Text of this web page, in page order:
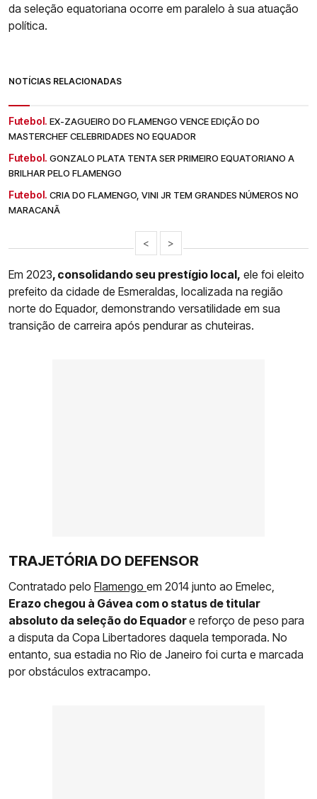
da seleção equatoriana ocorre em paralelo à sua atuação
política.
NOTÍCIAS RELACIONADAS
Futebol. EX-ZAGUEIRO DO FLAMENGO VENCE EDIÇÃO DO
MASTERCHEF CELEBRIDADES NO EQUADOR
Futebol. GONZALO PLATA TENTA SER PRIMEIRO EQUATORIANO A
BRILHAR PELO FLAMENGO
Futebol. CRIA DO FLAMENGO, VINI JR TEM GRANDES NÚMEROS NO
MARACANÃ
< >
Em 2023, consolidando seu prestígio local, ele foi eleito
prefeito da cidade de Esmeraldas, localizada na região
norte do Equador, demonstrando versatilidade em sua
transição de carreira após pendurar as chuteiras.
TRAJETÓRIA DO DEFENSOR
Contratado pelo Flamengo em 2014 junto ao Emelec,
Erazo chegou à Gávea com o status de titular
absoluto da seleção do Equadore reforço de peso para
a disputa da Copa Libertadores daquela temporada. No
entanto, sua estadia no Rio de Janeiro foi curta e marcada
por obstáculos extracampo.